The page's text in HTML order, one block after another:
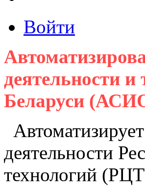
Войти
деятельности
Беларуси
деятельности
технологий